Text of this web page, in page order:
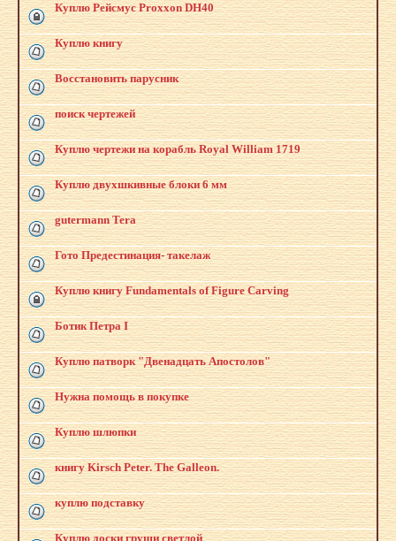
Куплю Рейсмус Proxxon DH40
Куплю книгу
Восстановить парусник
поиск чертежей
Куплю чертежи на корабль Royal William 1719
Куплю двухшкивные блоки 6 мм
gutermann Tera
Гото Предестинация- такелаж
Куплю книгу Fundamentals of Figure Carving
Ботик Петра I
Куплю патворк "Двенадцать Апостолов"
Нужна помощь в покупке
Куплю шлюпки
книгу Kirsch Peter. The Galleon.
куплю подставку
Куплю доски груши светлой